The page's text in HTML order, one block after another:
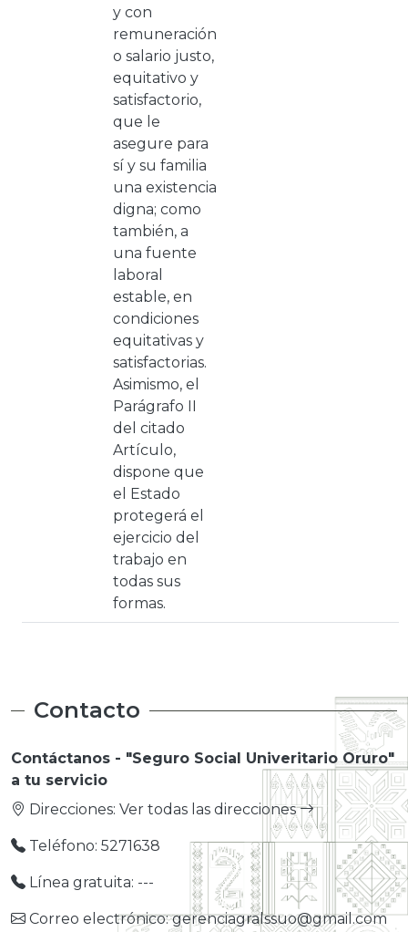
y con
remuneración
o salario justo,
equitativo y
satisfactorio,
que le
asegure para
sí y su familia
una existencia
digna; como
también, a
una fuente
laboral
estable, en
condiciones
equitativas y
satisfactorias.
Asimismo, el
Parágrafo II
del citado
Artículo,
dispone que
el Estado
protegerá el
ejercicio del
trabajo en
todas sus
formas.
Contacto
Contáctanos - "Seguro Social Univeritario Oruro"
a tu servicio
Direcciones: Ver todas las direcciones
Teléfono: 5271638
Línea gratuita: ---
Correo electrónico: gerenciagralssuo@gmail.com